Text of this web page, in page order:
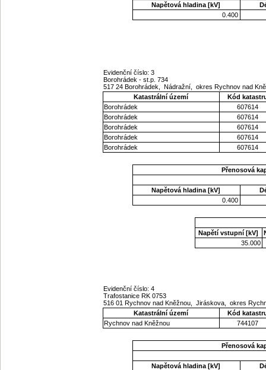
Napětová hladina [kV]
0.400
Evidenční číslo: 3
Borohrádek - st.p. 734
517 24 Borohrádek, Nádražní, okres Rychnov nad
Katastrální území
Kód
Borohrádek
607614
Borohrádek
607614
Borohrádek
607614
Borohrádek
607614
Borohrádek
607614
Přenosová
Napětová hladina [kV]
0.400
Napětí vstupní [kV]
35.000
Evidenční číslo: 4
Trafostanice RK 0753
516 01 Rychnov nad Kněžnou, Jiráskova, okres
Katastrální území
Kód
Rychnov nad Kněžnou
744107
Přenosová
Napětová hladina [kV]